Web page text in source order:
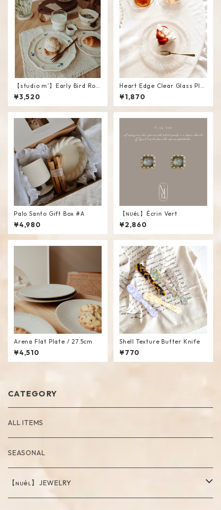
【studio m’】Early Bird Rou
nd Plate / L
¥3,520
Heart Edge Clear Glass Plat
e
¥1,870
Palo Santo Gift Box #A
¥4,980
【ɴᴜéʟ】Écrin Vert
¥2,860
Arena Flat Plate / 27.5cm
¥4,510
Shell Texture Butter Knife
¥770
CATEGORY
ALL ITEMS
SEASONAL
【ɴᴜéʟ】JEWELRY